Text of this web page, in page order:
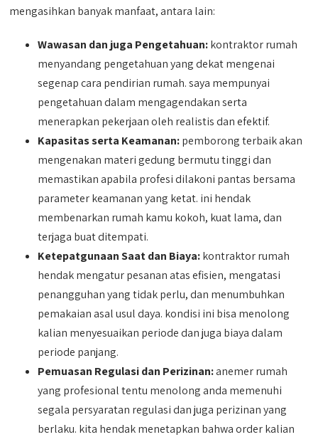
mengasihkan banyak manfaat, antara lain:
Wawasan dan juga Pengetahuan:kontraktor rumah
menyandang pengetahuan yang dekat mengenai
segenap cara pendirian rumah. saya mempunyai
pengetahuan dalam mengagendakan serta
menerapkan pekerjaan oleh realistis dan efektif.
Kapasitas serta Keamanan:pemborong terbaik akan
mengenakan materi gedung bermutu tinggi dan
memastikan apabila profesi dilakoni pantas bersama
parameter keamanan yang ketat. ini hendak
membenarkan rumah kamu kokoh, kuat lama, dan
terjaga buat ditempati.
Ketepatgunaan Saat dan Biaya:kontraktor rumah
hendak mengatur pesanan atas efisien, mengatasi
penangguhan yang tidak perlu, dan menumbuhkan
pemakaian asal usul daya. kondisi ini bisa menolong
kalian menyesuaikan periode dan juga biaya dalam
periode panjang.
Pemuasan Regulasi dan Perizinan:anemer rumah
yang profesional tentu menolong anda memenuhi
segala persyaratan regulasi dan juga perizinan yang
berlaku. kita hendak menetapkan bahwa order kalian